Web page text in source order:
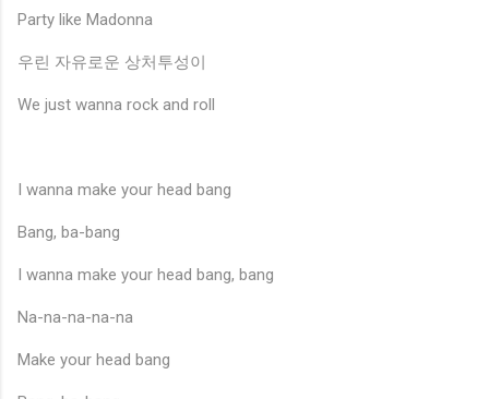
Party like Madonna
우린 자유로운 상처투성이
We just wanna rock and roll
I wanna make your head bang
Bang, ba-bang
I wanna make your head bang, bang
Na-na-na-na-na
Make your head bang